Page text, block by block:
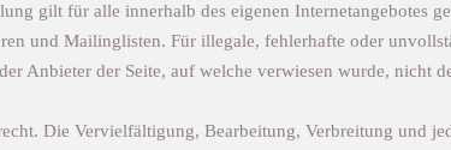
gilt für alle innerhalb des eigenen Internetangebotes
und Mailinglisten. Für illegale, fehlerhafte oder
Anbieter der Seite, auf welche verwiesen wurde, nicht
Die Vervielfältigung, Bearbeitung, Verbreitung und